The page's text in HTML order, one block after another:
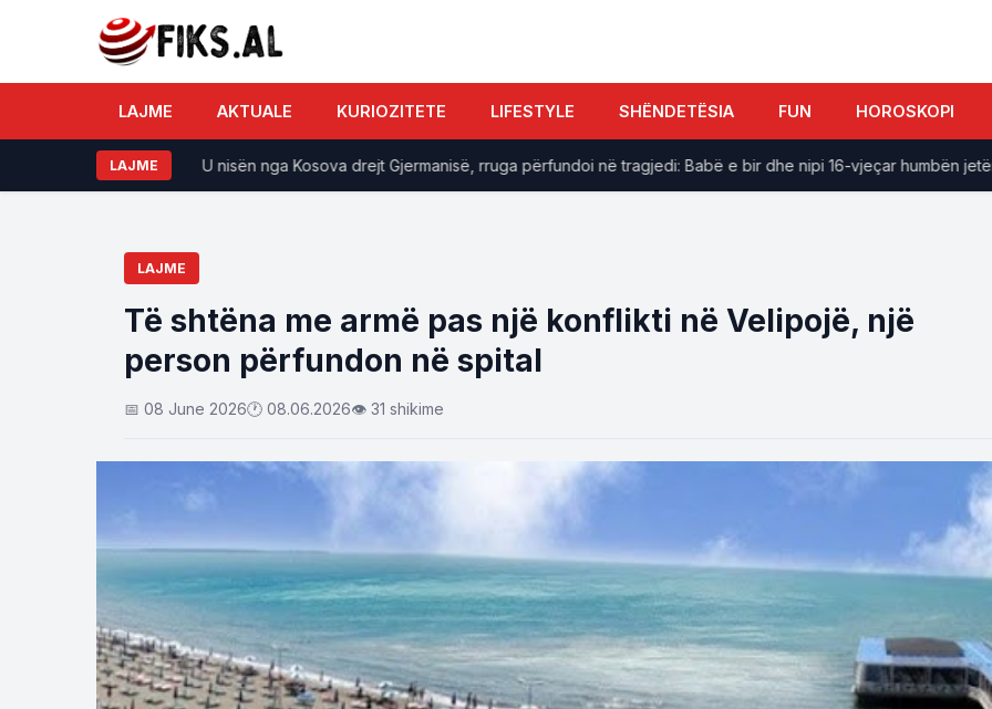
LAJME AKTUALE KURIOZITETE LIFESTYLE SHËNDETËSIA FUN HOROSKOPI
LAJME U nisën nga Kosova drejt Gjermanisë, rruga përfundoi në tragjedi: Babë e bir dhe nipi 16-vjeçar humbën jetën
LAJME
Të shtëna me armë pas një konflikti në Velipojë, një
person përfundon në spital
📅 08 June 2026🕐 08.06.2026👁 31 shikime